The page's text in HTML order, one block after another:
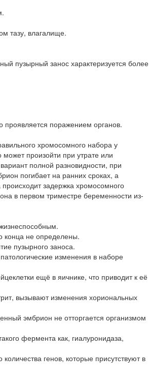
тазу, влагалище.
пузырный занос характеризуется более
проявляется поражением органов.
хромосомного набора у
произойти при утрате или
полной разновидности, при
погибает на ранних сроках, а
задержка хромосомного
в первом триместре беременности из-
конца не определены.
пузырного заноса.
изменения в наборе
ещё в яичнике, что приводит к её
вызывают изменения хориональных
эмбрион не отторгается организмом
фермента как, гиалуронидаза,
генов, которые присутствуют в